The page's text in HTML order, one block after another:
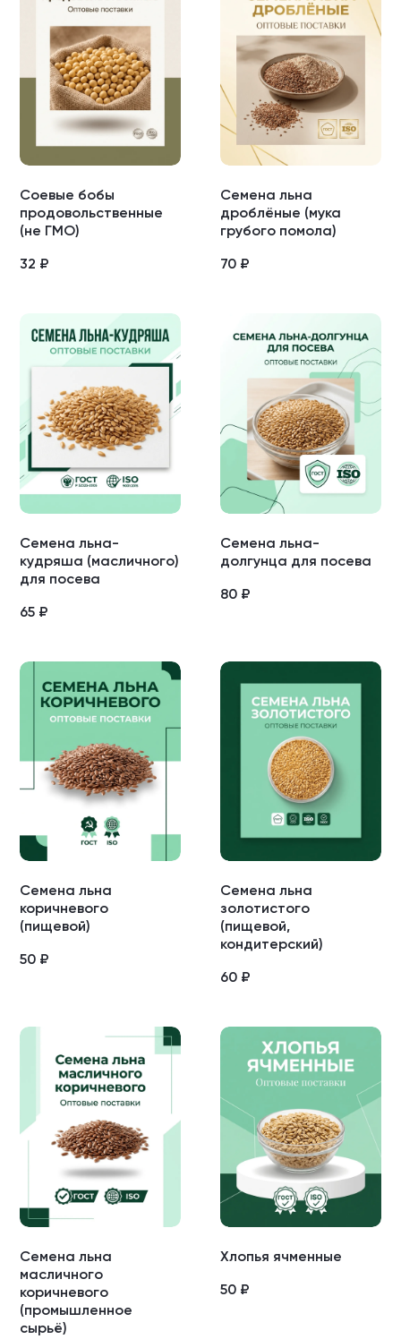
Соевые бобы
продовольственные
(не ГМО)
32 ₽
Семена льна
дроблёные (мука
грубого помола)
70 ₽
Семена льна-
кудряша (масличного)
для посева
65 ₽
Семена льна-
долгунца для посева
80 ₽
Семена льна
коричневого
(пищевой)
50 ₽
Семена льна
золотистого
(пищевой,
кондитерский)
60 ₽
Семена льна
масличного
коричневого
(промышленное
сырьё)
Хлопья ячменные
50 ₽